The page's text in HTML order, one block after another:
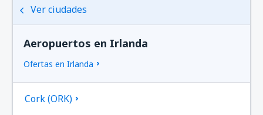
Ver ciudades
Aeropuertos en Irlanda
Ofertas en Irlanda
Cork (ORK)